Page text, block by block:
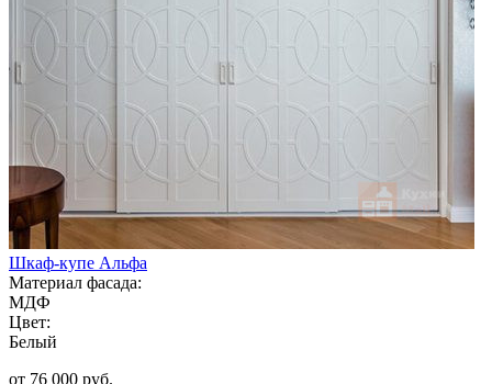
Шкаф-купе Альфа
Материал фасада:
МДФ
Цвет:
Белый
от 76 000 руб.